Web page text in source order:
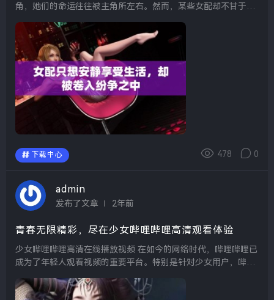
角，她们的命运往往被主角所左右。然而，某些女配却不甘于
《女配她只想sc》便是一部探索女配自我救...
下载中心 478 0
admin
发布了文章 2年前
青春无限精彩，尽在少女哔哩哔哩高清观看体验
少女哔哩哔哩高清在线播放视频 在如今的网络时代，哔哩哔哩已
成为了年轻人观看视频的重要平台。特别是针对少女用户，哔哩
等多个领域，给人们带来视听上的极致享受。...